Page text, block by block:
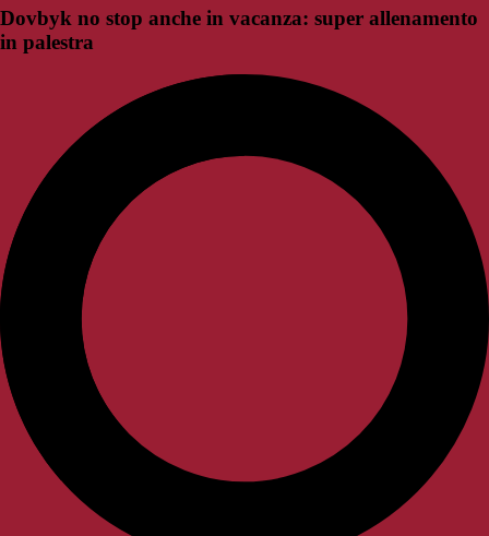
Dovbyk no stop anche in vacanza: super allenamento
in palestra